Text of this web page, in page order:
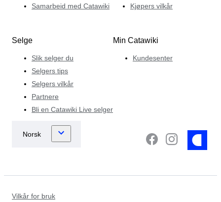
Samarbeid med Catawiki
Kjøpers vilkår
Selge
Slik selger du
Selgers tips
Selgers vilkår
Partnere
Bli en Catawiki Live selger
Min Catawiki
Kundesenter
Vilkår for bruk